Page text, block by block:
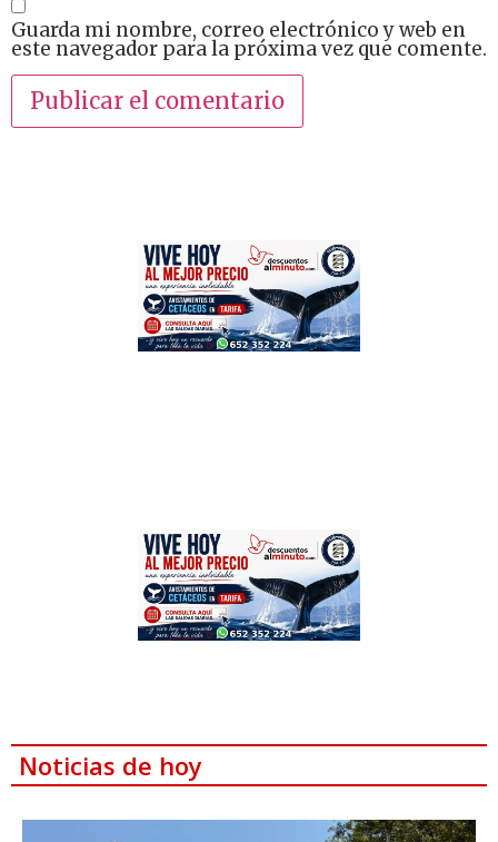
Guarda mi nombre, correo electrónico y web en
este navegador para la próxima vez que comente.
Noticias de hoy